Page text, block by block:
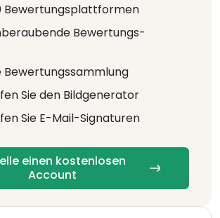
Bewertungsplattformen
Bewertungs-
Bewertungssammlung
Sie den Bildgenerator
Sie E-Mail-Signaturen
einen kostenlosen
Account